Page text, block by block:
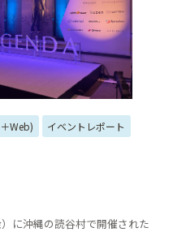
Web) イベントレポート
に沖縄の読谷村で開催された